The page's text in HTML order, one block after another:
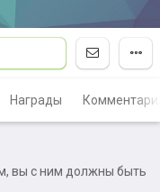
Награды
вы с ним должны быть